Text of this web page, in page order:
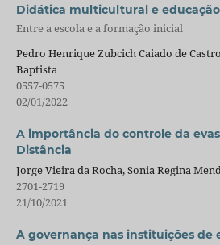
Didática multicultural e
Entre a escola e a formação inicial
Pedro Henrique Zubcich Caiado de
Baptista
0557-0575
02/01/2022
A importância do controle da
Distância
Jorge Vieira da Rocha, Sonia Regina
2701-2719
21/10/2021
A governança nas instituições de